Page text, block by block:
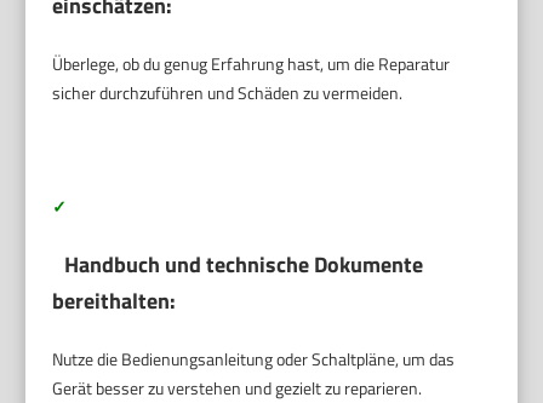
Überlege, ob du genug Erfahrung hast, um die Reparatur
sicher durchzuführen und Schäden zu vermeiden.
✓
Handbuch und technische Dokumente
bereithalten:
Nutze die Bedienungsanleitung oder Schaltpläne, um das
Gerät besser zu verstehen und gezielt zu reparieren.